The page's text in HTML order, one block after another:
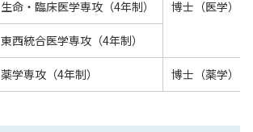
生命・臨床医学専攻（4年制） 博士（医学）
東西統合医学専攻（4年制）
薬学専攻（4年制） 博士（薬学）